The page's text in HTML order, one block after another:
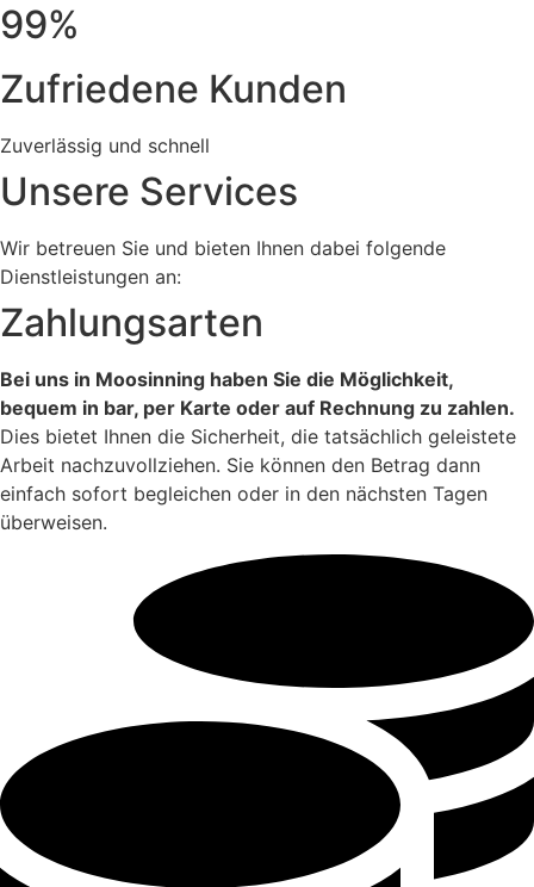
99%
Zufriedene Kunden
Zuverlässig und schnell
Unsere Services
Wir betreuen Sie und bieten Ihnen dabei folgende
Dienstleistungen an:
Zahlungsarten
Bei uns in Moosinning haben Sie die Möglichkeit,
bequem in bar, per Karte oder auf Rechnung zu zahlen.
Dies bietet Ihnen die Sicherheit, die tatsächlich geleistete
Arbeit nachzuvollziehen. Sie können den Betrag dann
einfach sofort begleichen oder in den nächsten Tagen
überweisen.